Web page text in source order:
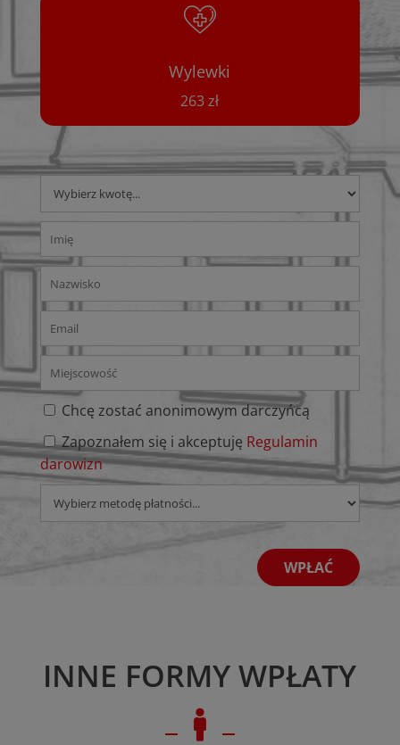
Wylewki
263 zł
Chcę zostać anonimowym darczyńcą
Zapoznałem się i akceptuję Regulamin
darowizn
WPŁAĆ
INNE FORMY WPŁATY
